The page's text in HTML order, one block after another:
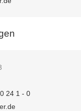
24 1 - 0